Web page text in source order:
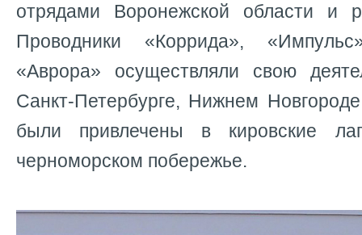
отрядами Воронежской области и
Проводники «Коррида»,
«Аврора» осуществляли свою
Санкт-Петербурге, Нижнем
были привлечены в кировские
черноморском побережье.